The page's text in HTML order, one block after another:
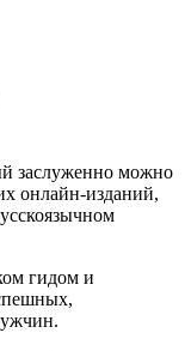
заслуженно можно
онлайн-изданий,
гидом и